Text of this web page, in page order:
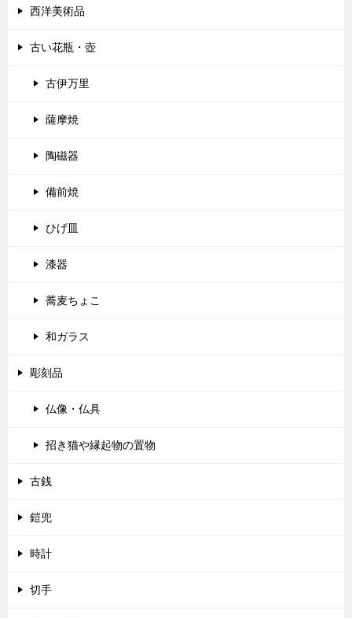
西洋美術品
古い花瓶・壺
古伊万里
薩摩焼
陶磁器
備前焼
ひげ皿
漆器
蕎麦ちょこ
和ガラス
彫刻品
仏像・仏具
招き猫や縁起物の置物
古銭
鎧兜
時計
切手